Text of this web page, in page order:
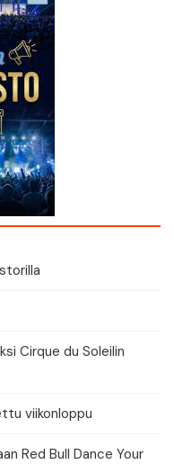
Cirque du Soleilin
viikonloppu
Red Bull Dance Your